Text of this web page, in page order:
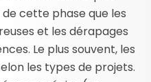
cette phase que les
et les dérapages
Le plus souvent, les
les types de projets.